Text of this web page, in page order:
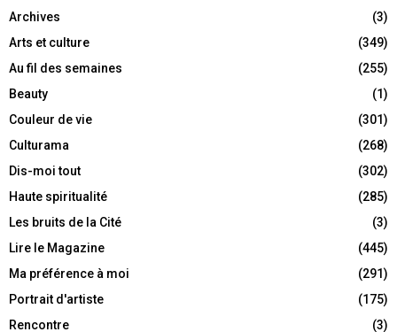
Archives
(3)
Arts et culture
(349)
Au fil des semaines
(255)
Beauty
(1)
Couleur de vie
(301)
Culturama
(268)
Dis-moi tout
(302)
Haute spiritualité
(285)
Les bruits de la Cité
(3)
Lire le Magazine
(445)
Ma préférence à moi
(291)
Portrait d'artiste
(175)
Rencontre
(3)